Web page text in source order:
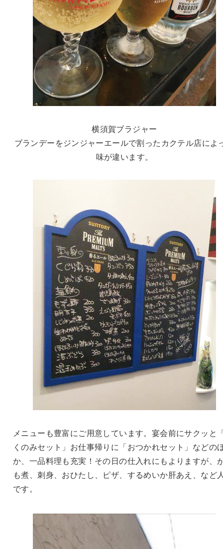
横須賀ブラジャー
ブランデーをジンジャーエールで割ったカクテル店によ
味が違います。
メニューも豊富にご用意しています。宴会前にサクッと
くのみセット」お仕事帰りに「おつかれセット」などの
か、一品料理も充実！その日の仕入れにもよりますが、
も煮、刺身、おひたし、ピザ、するめいか肝あえ、など
です。